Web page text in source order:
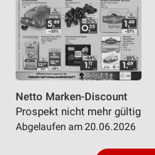
Netto Marken-Discount
Prospekt nicht mehr gültig
Abgelaufen am 20.06.2026